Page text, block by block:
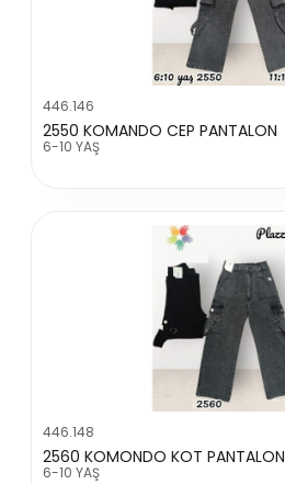
446.146
2550 KOMANDO CEP PANTALON
6-10 YAŞ
446.148
2560 KOMONDO KOT PANTALON
6-10 YAŞ